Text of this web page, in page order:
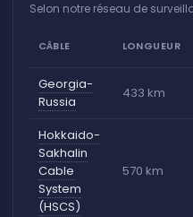
Selon notre réseau de
CÂBLE LONGUEUR
Georgia-
Russia
433 km
Hokkaido-
Sakhalin
Cable
System
(HSCS)
570 km